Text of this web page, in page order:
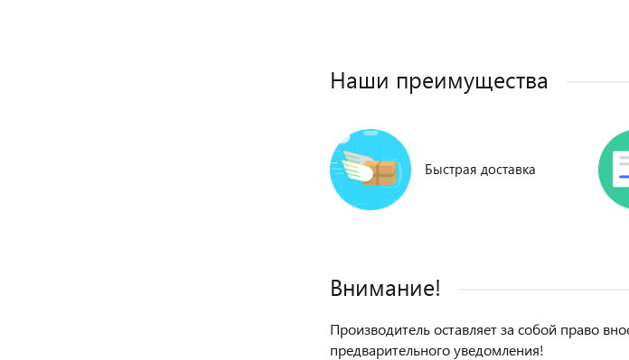
Наши преимущества
Быстрая доставка
Внимание!
Производитель оставляет за собой право
предварительного уведомления!